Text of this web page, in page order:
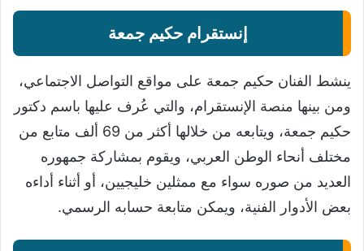
إنستقرام حكيم جمعة
ينشط الفنان حكيم جمعة على مواقع التواصل الاجتماعي،
ومن بينها منصة الإنستقرام، والتي عُرف عليها باسم دكتور
حكيم جمعة، ويتابعه من خلالها أكثر من 69 ألف متابع من
مختلف أنحاء الوطن العربي، ويقوم بمشاركة جمهوره
العديد من صوره سواء مع ممثلين خليجيين، أو أثناء أداءه
بعض الأدوار الفنية، ويمكن متابعة حسابه الرسمي.